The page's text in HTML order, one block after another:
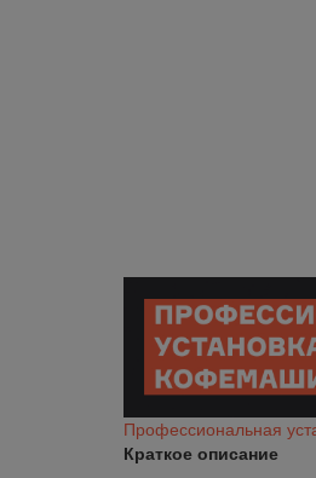
Профессиональная
Краткое описание